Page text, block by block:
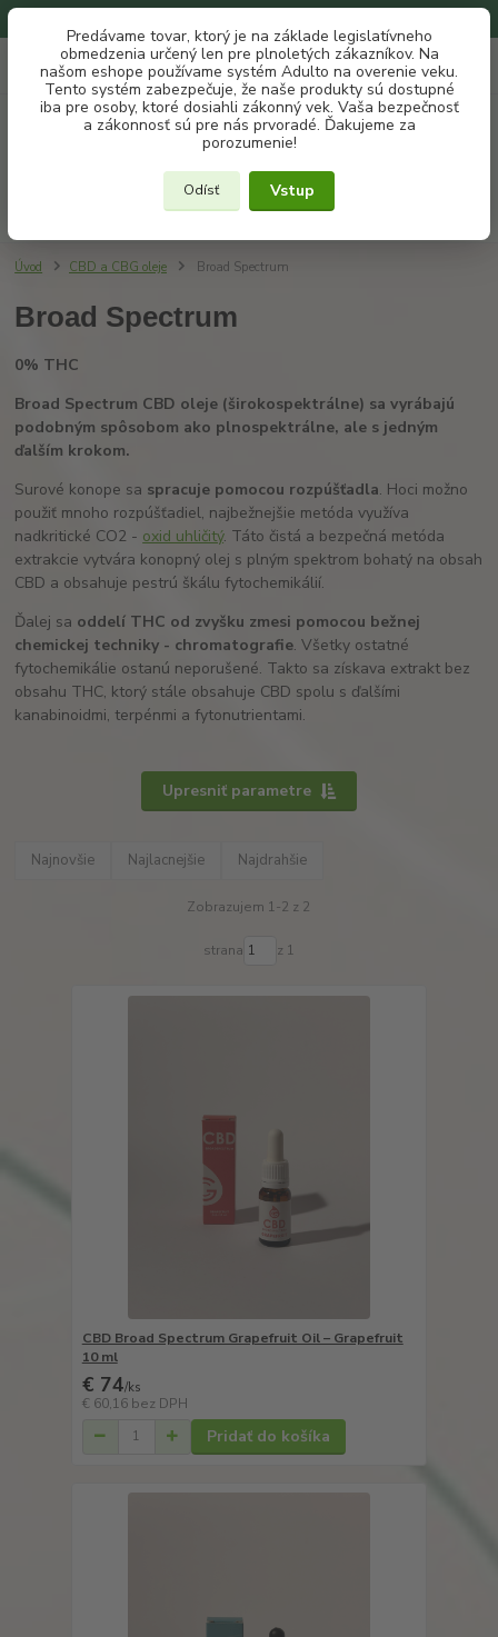
Predávame tovar, ktorý je na základe legislatívneho
obmedzenia určený len pre plnoletých zákazníkov. Na
našom eshope používame systém Adulto na overenie veku.
Tento systém zabezpečuje, že naše produkty sú dostupné
iba pre osoby, ktoré dosiahli zákonný vek. Vaša bezpečnosť
a zákonnosť sú pre nás prvoradé. Ďakujeme za
porozumenie!
Odísť Vstup
EUR
+421 907 302 607
(Po-Pia, 10 -18 hod.)
za€ 0
Úvod CBD a CBG oleje Broad Spectrum
Broad Spectrum
0% THC
Broad Spectrum CBD oleje (širokospektrálne) sa vyrábajú
podobným spôsobom ako plnospektrálne, ale s jedným
ďalším krokom.
Surové konope sa spracuje pomocou rozpúšťadla. Hoci možno
použiť mnoho rozpúšťadiel, najbežnejšie metóda využíva
nadkritické CO2 - oxid uhličitý. Táto čistá a bezpečná metóda
extrakcie vytvára konopný olej s plným spektrom bohatý na obsah
CBD a obsahuje pestrú škálu fytochemikálií.
Ďalej sa oddelí THC od zvyšku zmesi pomocou bežnej
chemickej techniky - chromatografie. Všetky ostatné
fytochemikálie ostanú neporušené. Takto sa získava extrakt bez
obsahu THC, ktorý stále obsahuje CBD spolu s ďalšími
kanabinoidmi, terpénmi a fytonutrientami.
Upresniť parametre
Najnovšie Najlacnejšie Najdrahšie
Zobrazujem 1-2 z 2
strana z 1
CBD Broad Spectrum Grapefruit Oil – Grapefruit
10 ml
€ 74/ks
€ 60,16 bez DPH
Pridať do košíka